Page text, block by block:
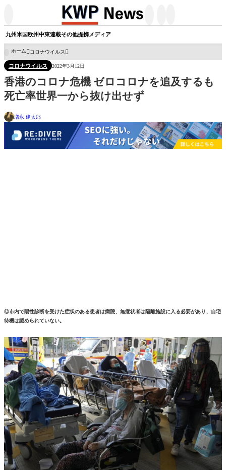
九州米国欧州中東連載その他提携メディア
ホーム コロナウイルス
コロナウイルス 2022年3月12日
香港のコロナ危機 ゼロコロナを追及するも
死亡率世界一から抜け出せず
増永 建太郎
◎市内で陽性診断を受けた症状のある患者は病院、無症状者は隔離施設に入る必要があり、自宅
待機は認められていない。